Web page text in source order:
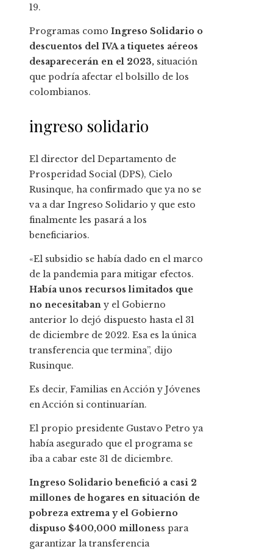
19.
Programas como Ingreso Solidario o
descuentos del IVA a tiquetes aéreos
desaparecerán en el 2023, situación
que podría afectar el bolsillo de los
colombianos.​
ingreso solidario
El director del Departamento de
Prosperidad Social (DPS), Cielo
Rusinque, ha confirmado que ya no se
va a dar Ingreso Solidario y que esto
finalmente les pasará a los
beneficiarios.
«El subsidio se había dado en el marco
de la pandemia para mitigar efectos.
Había unos recursos limitados que
no necesitaban y el Gobierno
anterior lo dejó dispuesto hasta el 31
de diciembre de 2022. Esa es la única
transferencia que termina”, dijo
Rusinque.
Es decir, Familias en Acción y Jóvenes
en Acción si continuarían.
El propio presidente Gustavo Petro ya
había asegurado que el programa se
iba a cabar este 31 de diciembre.
Ingreso Solidario benefició a casi 2
millones de hogares en situación de
pobreza extrema y el Gobierno
dispuso $400,000 milloness para
garantizar la transferencia